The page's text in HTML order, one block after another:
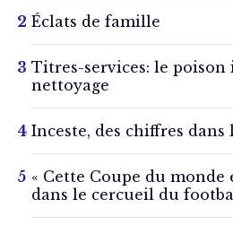
Éclats de famille
Titres-services: le
nettoyage
Inceste, des chiffres dans
« Cette Coupe du monde
dans le cercueil du